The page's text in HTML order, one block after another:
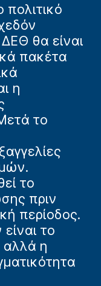
θα είναι
πακέτα
η
το
το
πριν
περίοδος.
το
η